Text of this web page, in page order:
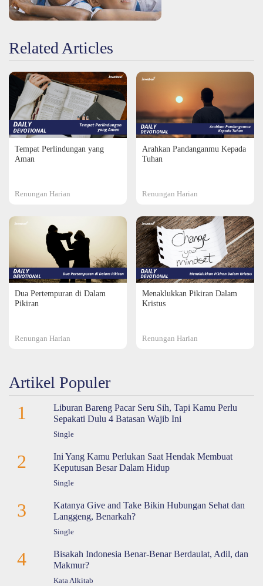
Related Articles
Tempat Perlindungan yang
Aman
Renungan Harian
Arahkan Pandanganmu Kepada
Tuhan
Renungan Harian
Dua Pertempuran di Dalam
Pikiran
Renungan Harian
Menaklukkan Pikiran Dalam
Kristus
Renungan Harian
Artikel Populer
1
Liburan Bareng Pacar Seru Sih, Tapi Kamu Perlu
Sepakati Dulu 4 Batasan Wajib Ini
Single
2
Ini Yang Kamu Perlukan Saat Hendak Membuat
Keputusan Besar Dalam Hidup
Single
3
Katanya Give and Take Bikin Hubungan Sehat dan
Langgeng, Benarkah?
Single
4
Bisakah Indonesia Benar-Benar Berdaulat, Adil, dan
Makmur?
Kata Alkitab